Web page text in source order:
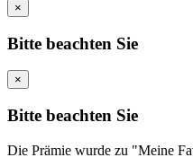
×
Bitte beachten Sie
×
Bitte beachten Sie
Die Prämie wurde zu "Meine